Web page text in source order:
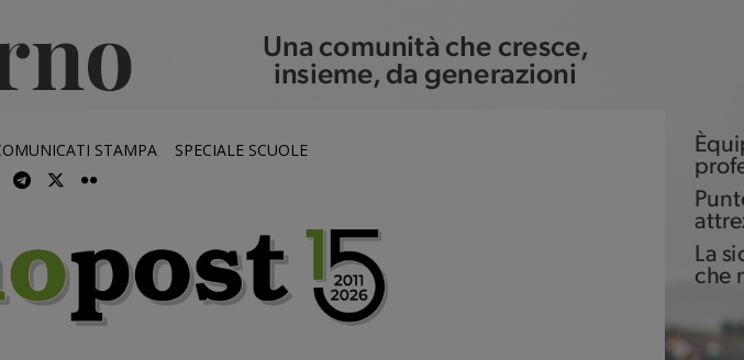
STAMPA SPECIALE SCUOLE